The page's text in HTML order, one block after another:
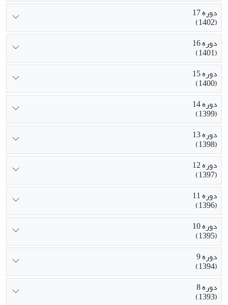
دوره 17
(1402)
دوره 16
(1401)
دوره 15
(1400)
دوره 14
(1399)
دوره 13
(1398)
دوره 12
(1397)
دوره 11
(1396)
دوره 10
(1395)
دوره 9
(1394)
دوره 8
(1393)